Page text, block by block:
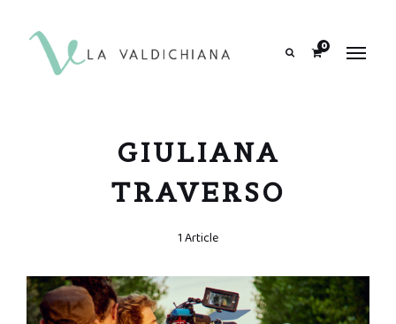
0
GIULIANA
TRAVERSO
1 Article